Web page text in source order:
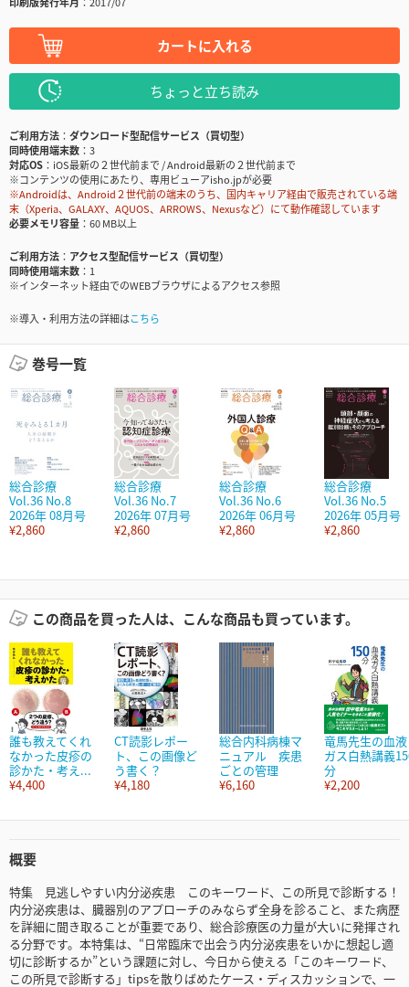
カートに入れる
ちょっと立ち読み
ご利用方法
ダウンロード型配信サービス（買切型）
同時使用端末数
3
対応OS
iOS最新の２世代前まで / Android最新の２世代前まで
※コンテンツの使用にあたり、専用ビューアisho.jpが必要
※Androidは、Android２世代前の端末のうち、国内キャリア経由で販売されている端
末（Xperia、GALAXY、AQUOS、ARROWS、Nexusなど）にて動作確認しています
必要メモリ容量
60 MB以上
ご利用方法
アクセス型配信サービス（買切型）
同時使用端末数
1
※インターネット経由でのWEBブラウザによるアクセス参照
※導入・利用方法の詳細はこちら
巻号一覧
総合診療
Vol.36 No.8
2026年 08月号
¥2,860
総合診療
Vol.36 No.7
2026年 07月号
¥2,860
総合診療
Vol.36 No.6
2026年 06月号
¥2,860
総合診療
Vol.36 No.5
2026年 05月号
¥2,860
この商品を買った人は、こんな商品も買っています。
誰も教えてくれ
なかった皮疹の
診かた・考え...
¥4,400
CT読影レポー
ト、この画像ど
う書く？
¥4,180
総合内科病棟マ
ニュアル 疾患
ごとの管理
¥6,160
竜馬先生の血液
ガス白熱講義
分
¥2,200
概要
特集 見逃しやすい内分泌疾患 このキーワード、この所見で診断する！
内分泌疾患は、臓器別のアプローチのみならず全身を診ること、また病歴
を詳細に聞き取ることが重要であり、総合診療医の力量が大いに発揮され
る分野です。本特集は、“日常臨床で出会う内分泌疾患をいかに想起し適
切に診断するか”という課題に対し、今日から使える「このキーワード、
この所見で診断する」tipsを散りばめたケース・ディスカッションで、一